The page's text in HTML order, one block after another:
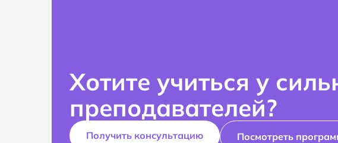
Хотите учиться у
преподавателей?
Получить консультацию Посмотреть